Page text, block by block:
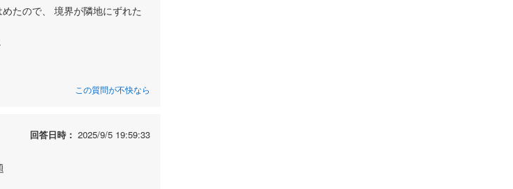
たので、 境界が隣地にずれた
この質問が不快なら
回答日時： 2025/9/5 19:59:33